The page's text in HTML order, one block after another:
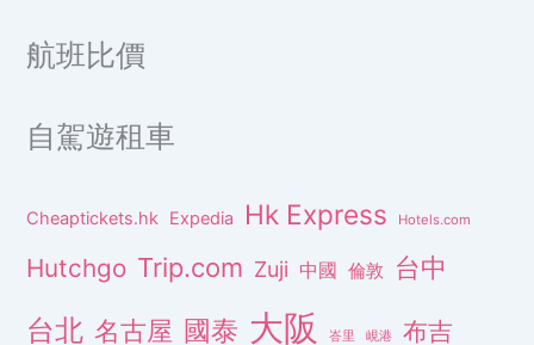
航班比價
自駕遊租車
Cheaptickets.hk Expedia Hk Express Hotels.com
Hutchgo Trip.com Zuji 中國 倫敦 台中
台北 名古屋 國泰 大阪 峇里 峴港 布吉